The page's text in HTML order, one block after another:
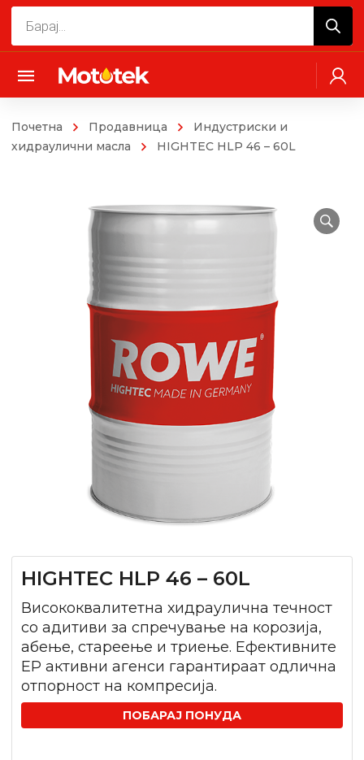
Почетна Продавница
Индустриски и
хидраулични масла
HIGHTEC HLP 46 – 60L
HIGHTEC HLP 46 – 60L
Висококвалитетна хидраулична течност
со адитиви за спречување на корозија,
абење, стареење и триење. Ефективните
EP активни агенси гарантираат одлична
отпорност на компресија.
ПОБАРАЈ ПОНУДА